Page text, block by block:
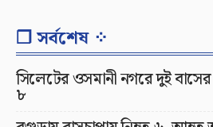
❐ সর্বশেষ ⁘
সিলেটের ওসমানী নগরে দুই
৮